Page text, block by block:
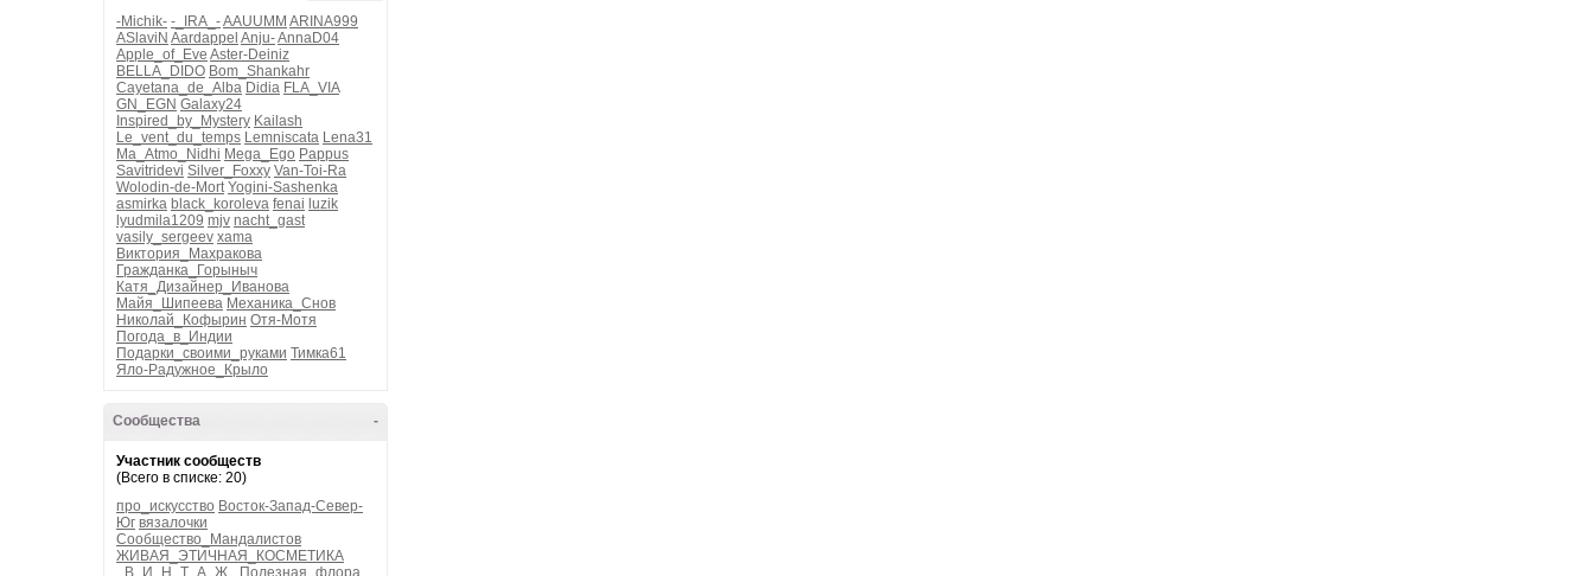
-Michik- -_IRA_-AAUUMM ARINA999
ASlaviN Aardappel Anju-AnnaD04
Apple_of_Eve Aster-Deiniz
BELLA_DIDO Bom_Shankahr
Cayetana_de_Alba Didia FLA_VIA
GN_EGN Galaxy24
Inspired_by_Mystery Kailash
Le_vent_du_temps Lemniscata Lena31
Ma_Atmo_Nidhi Mega_Ego Pappus
Savitridevi Silver_Foxxy Van-Toi-Ra
Wolodin-de-Mort Yogini-Sashenka
asmirka black_koroleva fenai luzik
lyudmila1209 mjv nacht_gast
vasily_sergeev xama
Виктория_Махракова
Гражданка_Горыныч
Катя_Дизайнер_Иванова
Майя_Шипеева Механика_Снов
Николай_Кофырин Отя-Мотя
Погода_в_Индии
Подарки_своими_руками Тимка61
Яло-Радужное_Крыло
-
Сообщества
Участник сообществ
(Всего в списке: 20)
про_искусство Восток-Запад-Север-
Юг вязалочки
Сообщество_Мандалистов
ЖИВАЯ_ЭТИЧНАЯ_КОСМЕТИКА
_В_И_Н_Т_А_Ж_
Полезная_флора